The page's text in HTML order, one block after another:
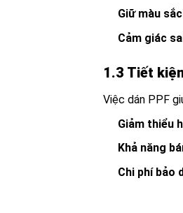
Giữ màu
Cảm giác
1.3 Tiết
Việc dán PPF
Giảm thiểu
Khả năng
Chi phí bảo